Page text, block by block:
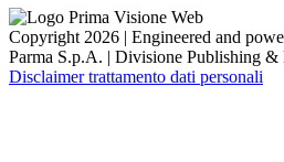
Copyright 2026 | Engineered and
Parma S.p.A. | Divisione Publishing
Disclaimer trattamento dati personali